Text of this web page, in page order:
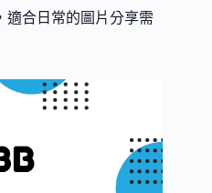
適合日常的圖片分享需